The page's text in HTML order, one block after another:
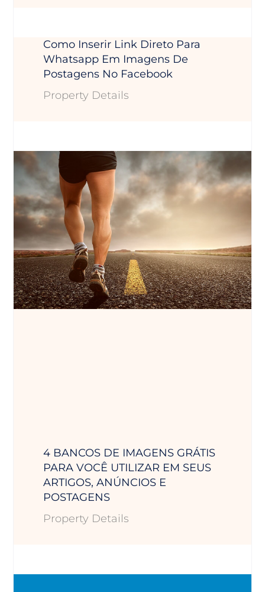
Como Inserir Link Direto Para
Whatsapp Em Imagens De
Postagens No Facebook
Property Details
4 BANCOS DE IMAGENS GRÁTIS
PARA VOCÊ UTILIZAR EM SEUS
ARTIGOS, ANÚNCIOS E
POSTAGENS
Property Details